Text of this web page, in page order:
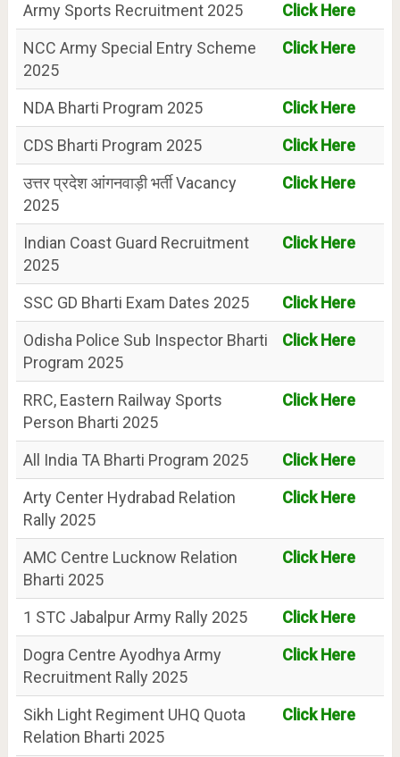
Army Sports Recruitment 2025
Click Here
NCC Army Special Entry Scheme
2025
Click Here
NDA Bharti Program 2025
Click Here
CDS Bharti Program 2025
Click Here
उत्तर प्रदेश आंगनवाड़ी भर्ती Vacancy
2025
Click Here
Indian Coast Guard Recruitment
2025
Click Here
SSC GD Bharti Exam Dates 2025
Click Here
Odisha Police Sub Inspector Bharti
Program 2025
Click Here
RRC, Eastern Railway Sports
Person Bharti 2025
Click Here
All India TA Bharti Program 2025
Click Here
Arty Center Hydrabad Relation
Rally 2025
Click Here
AMC Centre Lucknow Relation
Bharti 2025
Click Here
1 STC Jabalpur Army Rally 2025
Click Here
Dogra Centre Ayodhya Army
Recruitment Rally 2025
Click Here
Sikh Light Regiment UHQ Quota
Relation Bharti 2025
Click Here